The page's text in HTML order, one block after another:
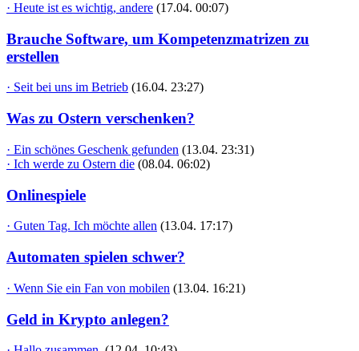
· Heute ist es wichtig, andere (17.04. 00:07)
Brauche Software, um Kompetenzmatrizen zu
erstellen
· Seit bei uns im Betrieb (16.04. 23:27)
Was zu Ostern verschenken?
· Ein schönes Geschenk gefunden (13.04. 23:31)
· Ich werde zu Ostern die (08.04. 06:02)
Onlinespiele
· Guten Tag. Ich möchte allen (13.04. 17:17)
Automaten spielen schwer?
· Wenn Sie ein Fan von mobilen (13.04. 16:21)
Geld in Krypto anlegen?